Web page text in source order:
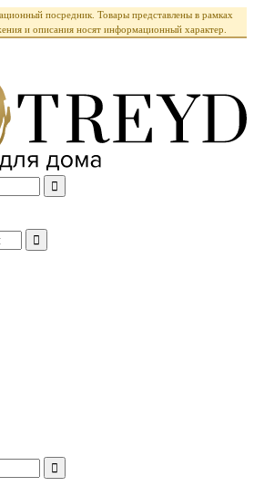
посредник. Товары представлены в рамках
и описания носят информационный характер.